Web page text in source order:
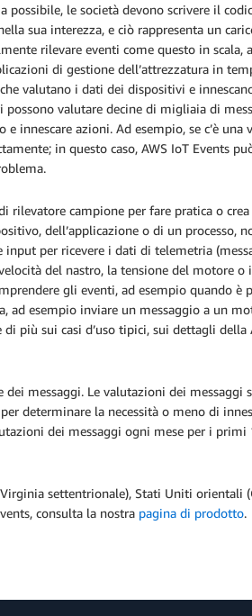
le società devono scrivere il
sua interezza, e ciò rappresenta un
rilevare eventi come questo in scala,
di gestione dell’attrezzatura in
valutano i dati dei dispositivi e
valutare decine di migliaia di
innescare azioni. Ad esempio, se c’è una
in questo caso, AWS IoT Events
rilevatore campione per fare pratica o
dell’applicazione o di un processo,
per ricevere i dati di telemetria
del nastro, la tensione del motore
gli eventi, ad esempio quando è
ad esempio inviare un messaggio a un
più sui casi d’uso tipici, sui dettagli della
messaggi. Le valutazioni dei messaggi
determinare la necessità o meno di
dei messaggi ogni mese per i primi
settentrionale), Stati Uniti orientali
consulta la nostra pagina di prodotto.